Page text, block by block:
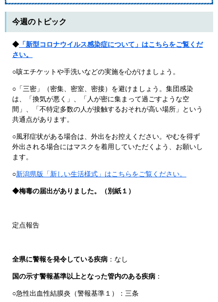
今週のトピック
◆ 「新型コロナウイルス感染症について」はこちらをご覧くだ
さい。
○咳エチケットや手洗いなどの実施を心がけましょう。
○「三密」（密集、密室、密接）を避けましょう。集団感染
は、「換気が悪く」、「人が密に集まって過ごすような空
間」、「不特定多数の人が接触するおそれが高い場所」という
共通点があります。
○風邪症状がある場合は、外出をお控えください。やむを得ず
外出される場合にはマスクを着用していただくよう、お願いし
ます。
○新潟県版「新しい生活様式」はこちらをご覧ください。
◆梅毒の届出がありました。（別紙１）
定点報告
全県に警報を発令している疾病 ：なし
国の示す警報基準以上となった管内のある疾病 ：
○急性出血性結膜炎（警報基準１）：三条